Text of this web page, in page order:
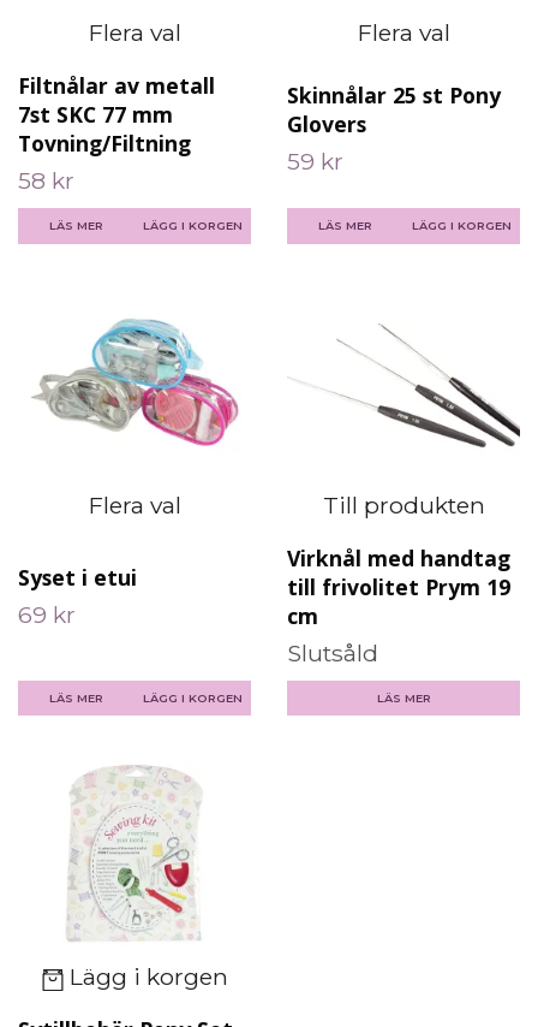
Flera val
Filtnålar av metall
7st SKC 77 mm
Tovning/Filtning
58 kr
LÄS MER LÄGG I KORGEN
Flera val
Skinnålar 25 st Pony
Glovers
59 kr
LÄS MER LÄGG I KORGEN
Flera val
Syset i etui
69 kr
LÄS MER LÄGG I KORGEN
Till produkten
Virknål med handtag
till frivolitet Prym 19
cm
Slutsåld
LÄS MER
Lägg i korgen